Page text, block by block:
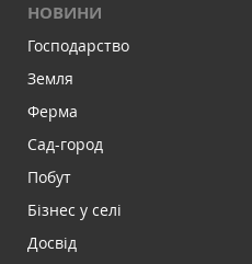
НОВИНИ
Господарство
Земля
Ферма
Сад-город
Побут
Бізнес у селі
Досвід